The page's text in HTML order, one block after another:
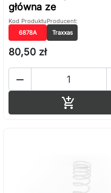
główna ze
Kod Produktu
6878A
Producent:
Traxxas
80,50 zł

